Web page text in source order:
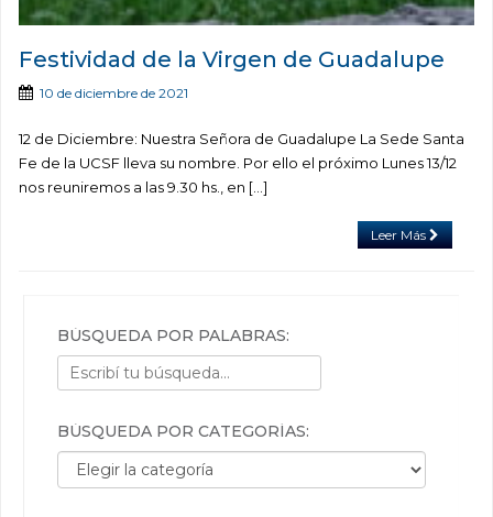
Festividad de la Virgen de Guadalupe
10 de diciembre de 2021
12 de Diciembre: Nuestra Señora de Guadalupe La Sede Santa
Fe de la UCSF lleva su nombre. Por ello el próximo Lunes 13/12
nos reuniremos a las 9.30 hs., en […]
Leer Más
BÚSQUEDA POR PALABRAS:
BÚSQUEDA POR CATEGORÍAS:
Búsqueda por categorías: